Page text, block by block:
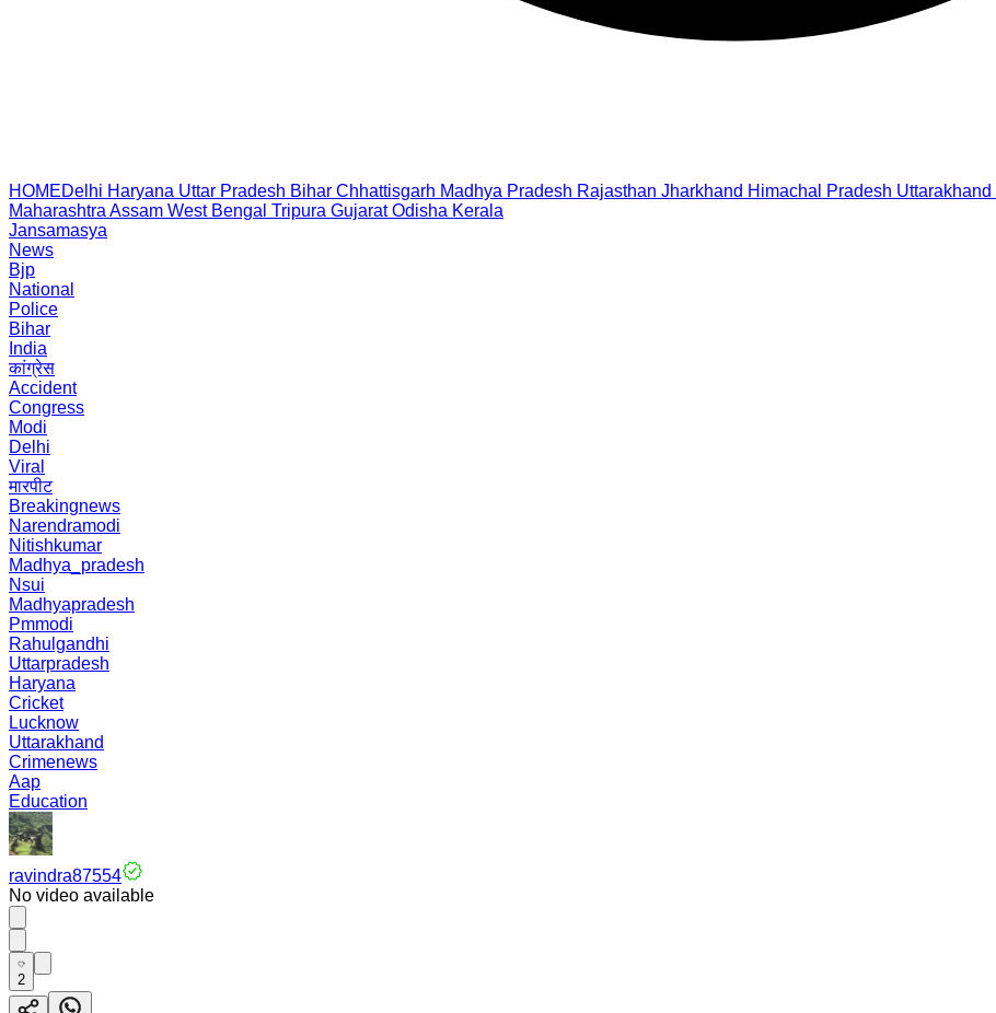
HOMEDelhi Haryana Uttar Pradesh Bihar Chhattisgarh Madhya Pradesh Rajasthan Jharkhand Himachal Pradesh Uttarakhand
Maharashtra Assam West Bengal Tripura Gujarat Odisha Kerala
Jansamasya
News
Bjp
National
Police
Bihar
India
कांग्रेस
Accident
Congress
Modi
Delhi
Viral
मारपीट
Breakingnews
Narendramodi
Nitishkumar
Madhya_pradesh
Nsui
Madhyapradesh
Pmmodi
Rahulgandhi
Uttarpradesh
Haryana
Cricket
Lucknow
Uttarakhand
Crimenews
Aap
Education
ravindra87554
No video available
2